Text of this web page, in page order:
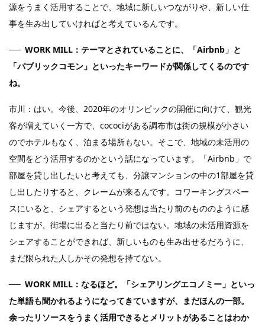
源をうまく活用することで、地域に新しいつながりや、新しい仕
事を生み出していければと考えているんです。
WORK MILL：テーマとされていることに、「Airbnb」と
「パブリックコモン」といったキーワードが関係してくるのです
ね。
市川：はい。今後、2020年のオリンピックの開催に向けて、観光
客が増えていく一方で、cocociがある調布市は街の規模が小さい
のでホテルもなく、泊まる場所もない。そこで、地域の未活用の
空間をどう活用するのかという話になっています。「Airbnb」で
部屋を貸し出したいと考えても、分譲マンションの中の1部屋を貸
し出したりすると、クレームが来るんです。コワーキングスペー
スにいると、シェアするという発想は当たり前のもののように感
じますが、街場に出ると当たり前ではない。地域の未活用資源を
シェアすることができれば、新しいものも生み出せるだろうに、
まだ限られた人しかその発想を持てない。
WORK MILL：なるほど。「シェアリングエコノミー」といっ
た単語も聞かれるようになってきていますが、まだほんの一部。
余ったリソースをうまく活用できるとメリットがあることはわか